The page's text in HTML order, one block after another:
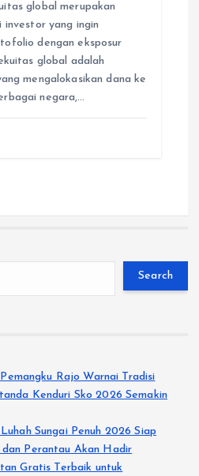
global merupakan
investor yang ingin
dengan eksposur
global adalah
mengalokasikan dana ke
negara,…
Search
Rajo Warnai Tradisi
Kenduri Sko 2026 Semakin
Sungai Penuh 2026 Siap
Perantau Akan Hadir
Gratis Terbaik untuk